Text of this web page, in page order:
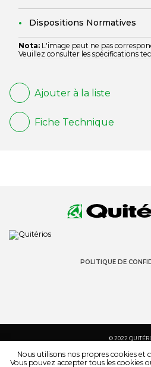
Dispositions Normatives
Nota: L'image peut ne pas
Veuillez consulter les spécifications
Ajouter à la liste
Fiche Technique
POLITIQUE DE
© 2022
Nous utilisons nos propres cookies et
Vous pouvez accepter tous les cookies